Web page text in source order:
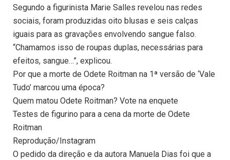
Segundo a figurinista Marie Salles revelou nas redes
sociais, foram produzidas oito blusas e seis calças
iguais para as gravações envolvendo sangue falso.
“Chamamos isso de roupas duplas, necessárias para
efeitos, sangue…”, explicou.
Por que a morte de Odete Roitman na 1ª versão de ‘Vale
Tudo’ marcou uma época?
Quem matou Odete Roitman? Vote na enquete
Testes de figurino para a cena da morte de Odete
Roitman
Reprodução/Instagram
O pedido da direção e da autora Manuela Dias foi que a